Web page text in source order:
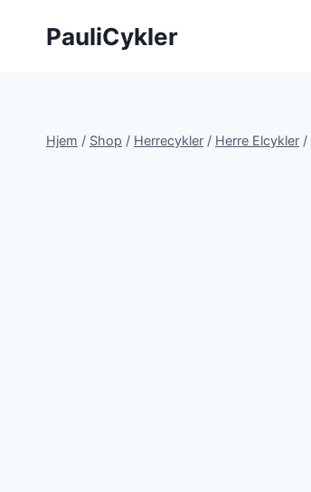
PauliCykler
Hjem / Shop / Herrecykler / Herre Elcykler /